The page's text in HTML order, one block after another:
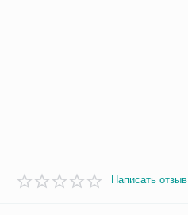
Написать отзыв